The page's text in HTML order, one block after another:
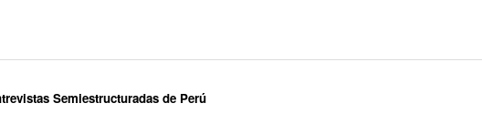
Semiestructuradas de Perú